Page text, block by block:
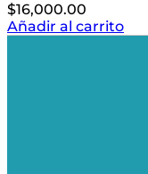
$16,000.00
Añadir al carrito